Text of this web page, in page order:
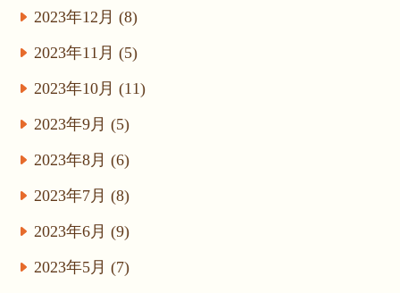
2023年12月 (8)
2023年11月 (5)
2023年10月 (11)
2023年9月 (5)
2023年8月 (6)
2023年7月 (8)
2023年6月 (9)
2023年5月 (7)